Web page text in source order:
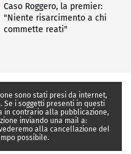
Caso Roggero, la premier:
"Niente risarcimento a chi
commette reati"
sono stati presi da internet,
i soggetti presenti in questi
in contrario alla pubblicazione,
inviando una mail a:
alla cancellazione del
possibile.